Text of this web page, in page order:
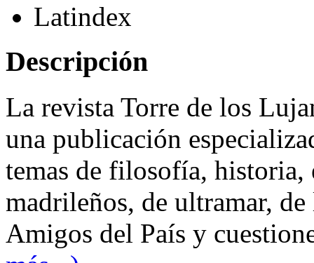
Latindex
Descripción
La revista Torre de los
una publicación
temas de filosofía, historia,
madrileños, de ultramar,
Amigos del País y